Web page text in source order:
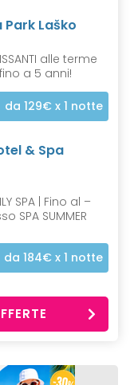
Laško
alle terme
a 5 anni!
da 129€ x 1 notte
& Spa
SPA | Fino al –
SPA SUMMER
da 184€ x 1 notte